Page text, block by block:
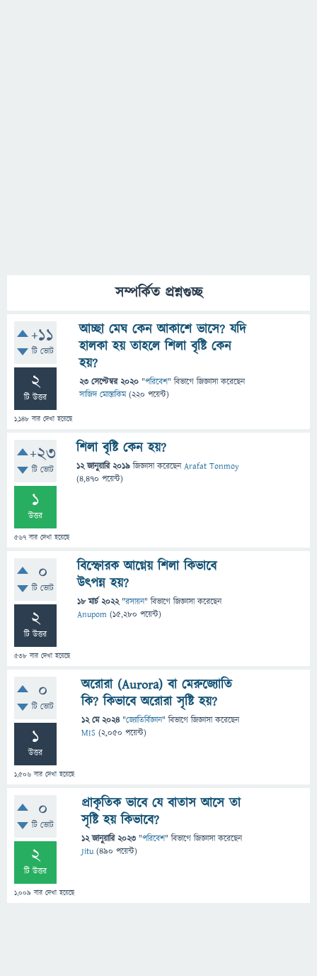
সম্পর্কিত প্রশ্নগুচ্ছ
+11
টি ভোট
2
টি উত্তর
1,148 বার দেখা হয়েছে
আচ্ছা মেঘ কেন আকাশে ভাসে? যদি
হালকা হয় তাহলে শিলা বৃষ্টি কেন
হয়?
23 সেপ্টেম্বর 2020 "পরিবেশ" বিভাগে জিজ্ঞাসাকরেছেন
সাজিদ মোস্তাকিম (220 পয়েন্ট)
+23
টি ভোট
1
উত্তর
567 বার দেখা হয়েছে
শিলা বৃষ্টি কেন হয়?
12 জানুয়ারি 2019 জিজ্ঞাসাকরেছেনArafat Tonmoy
(4,470 পয়েন্ট)
0
টি ভোট
2
টি উত্তর
538 বার দেখা হয়েছে
বিস্ফোরক আগ্নেয় শিলা কিভাবে
উৎপন্ন হয়?
18 মার্চ 2022 "রসায়ন" বিভাগে জিজ্ঞাসাকরেছেন
Anupom (15,280 পয়েন্ট)
0
টি ভোট
1
উত্তর
1,506 বার দেখা হয়েছে
অরোরা (Aurora) বা মেরুজ্যোতি
কি? কিভাবে অরোরা সৃষ্টি হয়?
12 মে 2024 "জ্যোতির্বিজ্ঞান" বিভাগে জিজ্ঞাসাকরেছেন
MIS (2,050 পয়েন্ট)
0
টি ভোট
2
টি উত্তর
1,009 বার দেখা হয়েছে
প্রাকৃতিক ভাবে যে বাতাস আসে তা
সৃষ্টি হয় কিভাবে?
12 জানুয়ারি 2023 "পরিবেশ" বিভাগে জিজ্ঞাসাকরেছেন
Jitu (490 পয়েন্ট)